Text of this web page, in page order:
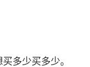
多少买多少。